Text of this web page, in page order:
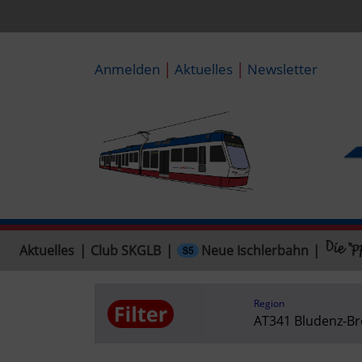
Anmelden | Aktuelles | Newsletter
Aktuelles Club SKGLB Neue Ischlerbahn
Region
AT341 Bludenz-